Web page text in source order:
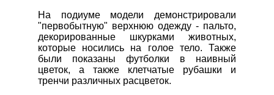
На подиуме модели демонстрировали
"первобытную" верхнюю одежду - пальто,
декорированные шкурками животных,
которые носились на голое тело. Также
были показаны футболки в наивный
цветок, а также клетчатые рубашки и
тренчи различных расцветок.